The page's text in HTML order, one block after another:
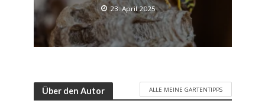
23. April 2025
Über den Autor ALLE MEINE GARTENTIPPS